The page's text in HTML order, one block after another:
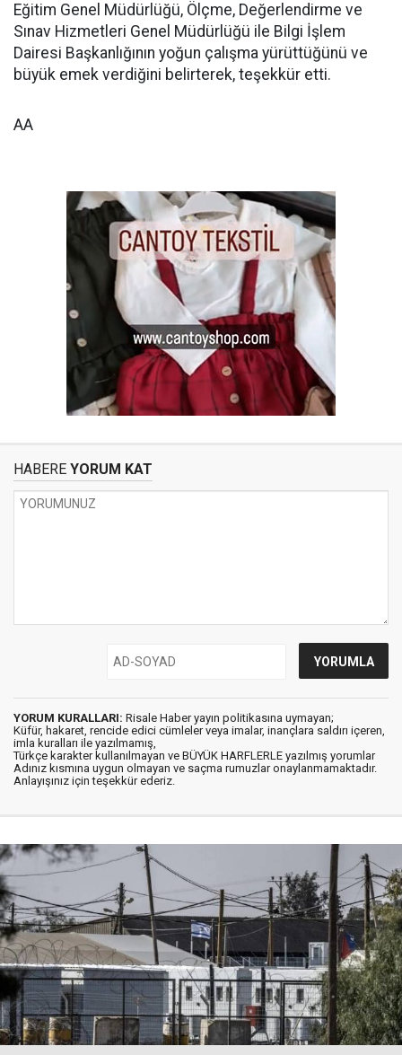
Eğitim Genel Müdürlüğü, Ölçme, Değerlendirme ve
Sınav Hizmetleri Genel Müdürlüğü ile Bilgi İşlem
Dairesi Başkanlığının yoğun çalışma yürüttüğünü ve
büyük emek verdiğini belirterek, teşekkür etti.
AA
HABERE YORUM KAT
YORUM KURALLARI: Risale Haber yayın politikasına uymayan;
Küfür, hakaret, rencide edici cümleler veya imalar, inançlara saldırı içeren,
imla kuralları ile yazılmamış,
Türkçe karakter kullanılmayan ve BÜYÜK HARFLERLE yazılmış yorumlar
Adınız kısmına uygun olmayan ve saçma rumuzlar onaylanmamaktadır.
Anlayışınız için teşekkür ederiz.